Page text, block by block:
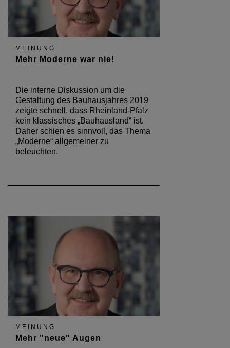
MEINUNG
Mehr Moderne war nie!
Die interne Diskussion um die
Gestaltung des Bauhausjahres 2019
zeigte schnell, dass Rheinland-Pfalz
kein klassisches „Bauhausland“ ist.
Daher schien es sinnvoll, das Thema
„Moderne“ allgemeiner zu
beleuchten.
MEINUNG
Mehr "neue" Augen